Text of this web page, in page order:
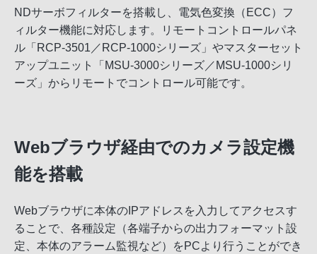
NDサーボフィルターを搭載し、電気色変換（ECC）フ
ィルター機能に対応します。リモートコントロールパネ
ル「RCP-3501／RCP-1000シリーズ」やマスターセット
アップユニット「MSU-3000シリーズ／MSU-1000シリ
ーズ」からリモートでコントロール可能です。
Webブラウザ経由でのカメラ設定機
能を搭載
Webブラウザに本体のIPアドレスを入力してアクセスす
ることで、各種設定（各端子からの出力フォーマット設
定、本体のアラーム監視など）をPCより行うことができ